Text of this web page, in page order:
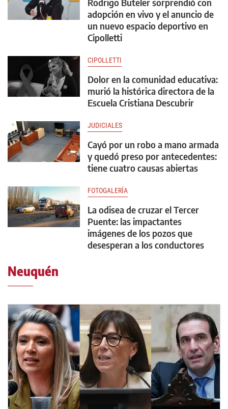
Rodrigo Buteler sorprendió con
adopción en vivo y el anuncio de
un nuevo espacio deportivo en
Cipolletti
CIPOLLETTI
Dolor en la comunidad educativa:
murió la histórica directora de la
Escuela Cristiana Descubrir
JUDICIALES
Cayó por un robo a mano armada
y quedó preso por antecedentes:
tiene cuatro causas abiertas
FOTOGALERÍA
La odisea de cruzar el Tercer
Puente: las impactantes
imágenes de los pozos que
desesperan a los conductores
Neuquén